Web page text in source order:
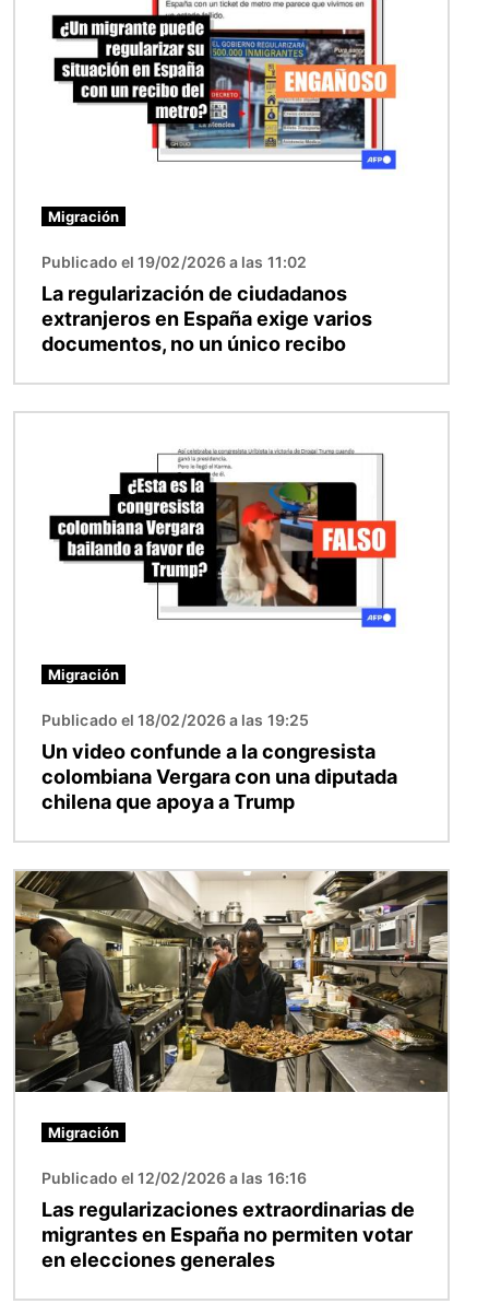
Migración
Publicado el 19/02/2026 a las 11:02
La regularización de ciudadanos
extranjeros en España exige varios
documentos, no un único recibo
Migración
Publicado el 18/02/2026 a las 19:25
Un video confunde a la congresista
colombiana Vergara con una diputada
chilena que apoya a Trump
Imagen
Migración
Publicado el 12/02/2026 a las 16:16
Las regularizaciones extraordinarias de
migrantes en España no permiten votar
en elecciones generales